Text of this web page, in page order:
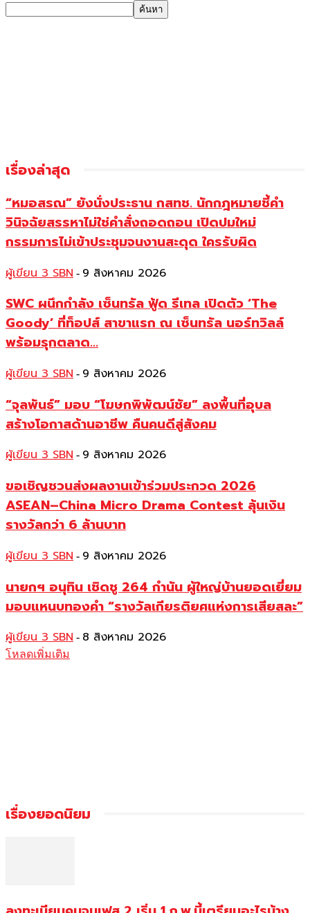
เรื่องล่าสุด
“หมอสรณ” ยังนั่งประธาน กสทช. นักกฎหมายชี้คำ
วินิจฉัยสรรหาไม่ใช่คำสั่งถอดถอน เปิดปมใหม่
กรรมการไม่เข้าประชุมจนงานสะดุด ใครรับผิด
ผู้เขียน 3 SBN - 9 สิงหาคม 2026
SWC ผนึกกำลัง เซ็นทรัล ฟู้ด รีเทล เปิดตัว ‘The
Goody’ ที่ท็อปส์ สาขาแรก ณ เซ็นทรัล นอร์ทวิลล์
พร้อมรุกตลาด...
ผู้เขียน 3 SBN - 9 สิงหาคม 2026
“จุลพันธ์” มอบ “โฆษกพิพัฒน์ชัย” ลงพื้นที่อุบล
สร้างโอกาสด้านอาชีพ คืนคนดีสู่สังคม
ผู้เขียน 3 SBN - 9 สิงหาคม 2026
ขอเชิญชวนส่งผลงานเข้าร่วมประกวด 2026
ASEAN–China Micro Drama Contest ลุ้นเงิน
รางวัลกว่า 6 ล้านบาท
ผู้เขียน 3 SBN - 9 สิงหาคม 2026
นายกฯ อนุทิน เชิดชู 264 กำนัน ผู้ใหญ่บ้านยอดเยี่ยม
มอบแหนบทองคำ “รางวัลเกียรติยศแห่งการเสียสละ”
ผู้เขียน 3 SBN - 8 สิงหาคม 2026
โหลดเพิ่มเติม
เรื่องยอดนิยม